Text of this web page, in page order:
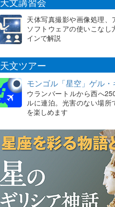
天体写真撮影や画像処理、
ソフトウェアの使いこなし
インで解説
天文ツアー
モンゴル「星空」ゲル
ウランバートルから西へ
ルに連泊。光害のない場所
を楽しめます